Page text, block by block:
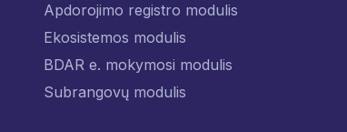
Apdorojimo registro modulis
Ekosistemos modulis
BDAR e. mokymosi modulis
Subrangovų modulis